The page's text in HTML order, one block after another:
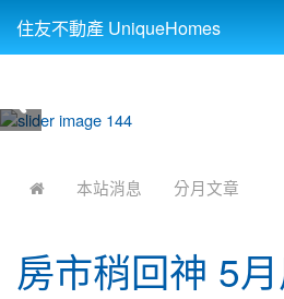
住友不動產 UniqueHomes
本站消息 分月文章
房市稍回神 5